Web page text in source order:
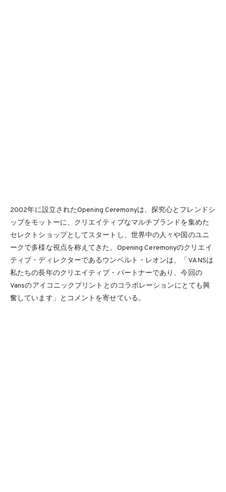
2002年に設立されたOpening Ceremonyは、探究心とフレンドシ
ップをモットーに、クリエイティブなマルチブランドを集めた
セレクトショップとしてスタートし、世界中の人々や国のユニ
ークで多様な視点を称えてきた。Opening Ceremonyのクリエイ
ティブ・ディレクターであるウンベルト・レオンは、「VANSは
私たちの長年のクリエイティブ・パートナーであり、今回の
Vansのアイコニックプリントとのコラボレーションにとても興
奮しています」とコメントを寄せている。